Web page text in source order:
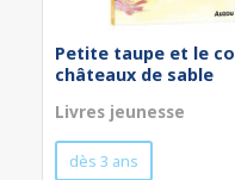
Petite taupe et le
châteaux de sable
Livres jeunesse
dès 3 ans